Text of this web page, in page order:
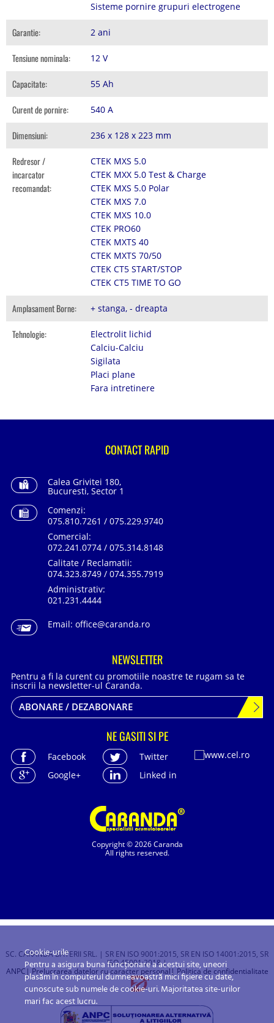
Sisteme pornire grupuri electrogene
Garantie: 2 ani
Tensiune nominala: 12 V
Capacitate: 55 Ah
Curent de pornire: 540 A
Dimensiuni: 236 x 128 x 223 mm
Redresor /
incarcator
recomandat:
CTEK MXS 5.0
CTEK MXX 5.0 Test & Charge
CTEK MXS 5.0 Polar
CTEK MXS 7.0
CTEK MXS 10.0
CTEK PRO60
CTEK MXTS 40
CTEK MXTS 70/50
CTEK CT5 START/STOP
CTEK CT5 TIME TO GO
Amplasament Borne: + stanga, - dreapta
Tehnologie:
Electrolit lichid
Calciu-Calciu
Sigilata
Placi plane
Fara intretinere
Copyright © 2026 Caranda
All rights reserved.
CONTACT RAPID
Calea Grivitei 180,
Bucuresti, Sector 1
Comenzi:
075.810.7261 / 075.229.9740
Comercial:
072.241.0774 / 075.314.8148
Calitate / Reclamatii:
074.323.8749 / 074.355.7919
Administrativ:
021.231.4444
Email: office@caranda.ro
NEWSLETTER
Pentru a fi la curent cu promotiile noastre te rugam sa te
inscrii la newsletter-ul Caranda.
ABONARE / DEZABONARE
NE GASITI SI PE
Facebook
Twitter
Google+
Linked in
SC. CARANDA BATERII SRL. | SR EN ISO 9001:2015, SR EN ISO 14001:2015, SR
ISO 45001:2018 |
ANPC | Prelucrarea datelor cu caracter personal| Politica de confidentialitate
Cookie-urile
Pentru a asigura buna funcționare a acestui site, uneori
plasăm în computerul dumneavoastră mici fișiere cu date,
cunoscute sub numele de cookie-uri. Majoritatea site-urilor
mari fac acest lucru.